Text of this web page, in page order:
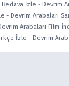
Bedava İzle - Devrim
- Devrim Arabaları
Arabaları Film
İzle - Devrim